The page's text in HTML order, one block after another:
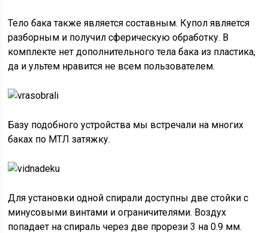
Тело бака также является составным. Купол является
разборным и получил сферическую обработку. В
комплекте нет дополнительного тела бака из пластика,
да и ультем нравится не всем пользователем.
Базу подобного устройства мы встречали на многих
баках по МТЛ затяжку.
Для установки одной спирали доступны две стойки с
минусовыми винтами и ограничителями. Воздух
попадает на спираль через две прорези 3 на 0.9 мм.